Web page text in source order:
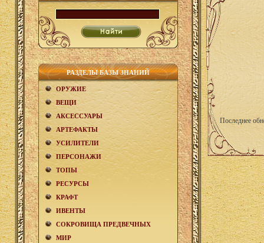
РАЗДЕЛЫ БАЗЫ ЗНАНИЙ
ОРУЖИЕ
ВЕЩИ
АКCЕСCУАРЫ
АРТЕФАКТЫ
УСИЛИТЕЛИ
ПЕРСОНАЖИ
ТОПЫ
РЕСУРСЫ
КРАФТ
ИВЕНТЫ
СОКРОВИЩА ПРЕДВЕЧНЫХ
МИР
Последнее